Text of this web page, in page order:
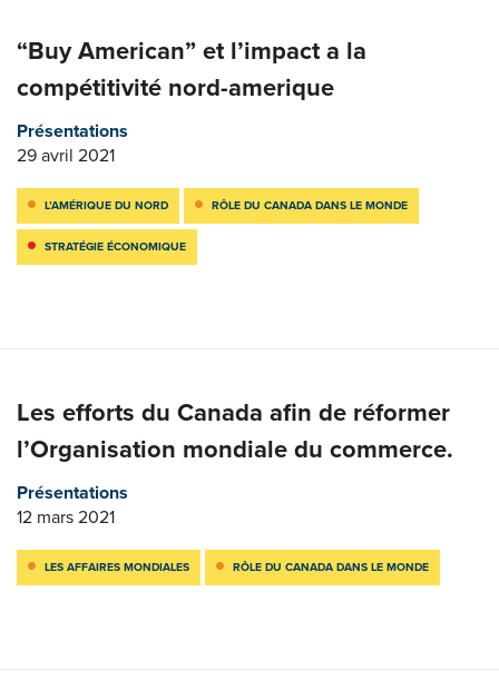
“Buy American” et l’impact a la
compétitivité nord-amerique
Présentations
29 avril 2021
L’AMÉRIQUE DU NORD RÔLE DU CANADA DANS LE MONDE
STRATÉGIE ÉCONOMIQUE
Les efforts du Canada afin de réformer
l’Organisation mondiale du commerce.
Présentations
12 mars 2021
LES AFFAIRES MONDIALES RÔLE DU CANADA DANS LE MONDE